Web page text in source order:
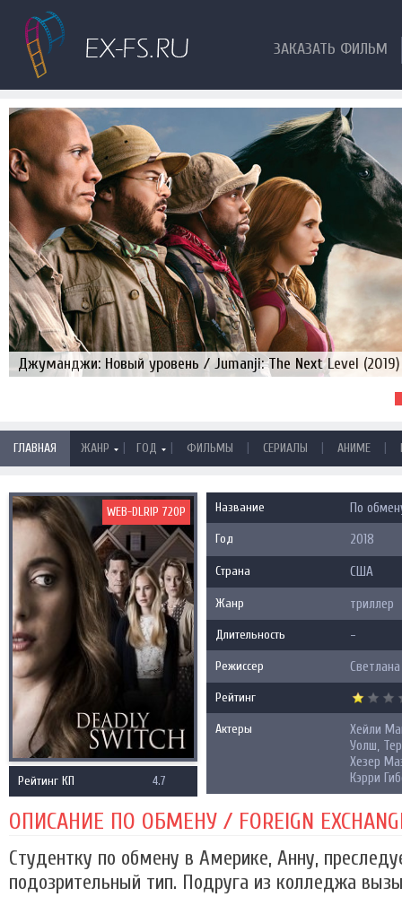
ЗАКАЗАТЬ ФИЛЬМ
Джуманджи: Новый уровень / Jumanji: The Next Level (2019)
ГЛАВНАЯ ЖАНР | ГОД | ФИЛЬМЫ | СЕРИАЛЫ | АНИМЕ |
WEB-DLRIP 720P
Рейтинг КП 4.7
Название По
Год 2018
Страна США
Жанр триллер
Длительность -
Режиссер
Рейтинг
Актеры
Хейли
Уолш,
Хезер
Кэрри
ОПИСАНИЕ ПО ОБМЕНУ / FOREIGN
Студентку по обмену в Америке, Анну,
подозрительный тип. Подруга из колледжа